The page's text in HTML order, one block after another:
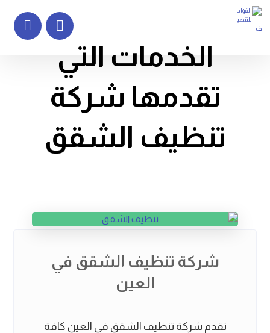
الخدمات التي
تقدمها شركة
تنظيف الشقق
شركة تنظيف الشقق في
العين
تقدم شركة تنظيف الشقق في العين كافة